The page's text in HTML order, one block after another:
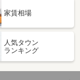
家賃相場
人気タウン
ランキング